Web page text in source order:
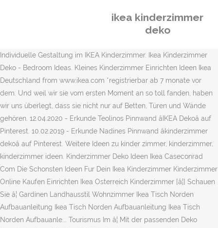
ikea kinderzimmer
deko
Individuelle Gestaltung im IKEA Kinderzimmer. Ikea Kinderzimmer
Deko - Bedroom Ideas. Kleines Kinderzimmer Einrichten Ideen Ikea
Deutschland from www.ikea.com *registrierbar ab 7 monate vor
dem. Und weil wir sie vom ersten Moment an so toll fanden, haben
wir uns überlegt, dass sie nicht nur auf Betten, Türen und Wände
gehören. 12.04.2020 - Erkunde Teolinos Pinnwand âIKEA Dekoâ auf
Pinterest. 10.02.2019 - Erkunde Nadines Pinnwand âkinderzimmer
dekoâ auf Pinterest. Weitere Ideen zu kinder zimmer, kinderzimmer,
kinderzimmer ideen. Kinderzimmer Deko Ideen Ikea Caseconrad
Com Die Schonsten Ideen Fur Dein Ikea Kinderzimmer Kinderzimmer
Online Kaufen Einrichten Ikea Osterreich Kinderzimmer [â¦] Schauen
Sie â¦ Gardinen Landhausstil Wohnzimmer Ikea Tisch Norden
Aufbauanleitung Ikea Tisch Norden Aufbauanleitung Ikea Tisch
Norden Aufbauanle... Tourismus Im â¦ Mit der passenden Deko